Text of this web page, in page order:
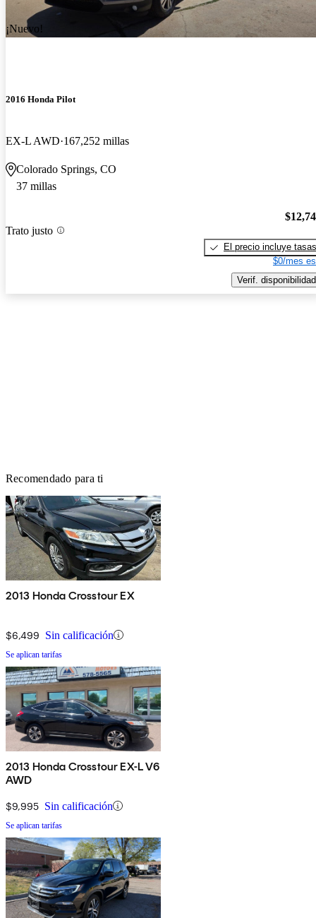
¡Nuevo!
2016 Honda Pilot
EX-L AWD 167,252 millas
Colorado Springs, CO
37 millas
Trato justo
El precio incluye tasas
$0/mes
Verif. disponibilidad
Recomendado para ti
2013 Honda Crosstour EX
$6,499 Sin calificación
Se aplican tarifas
2013 Honda Crosstour EX-L V6
AWD
$9,995 Sin calificación
Se aplican tarifas